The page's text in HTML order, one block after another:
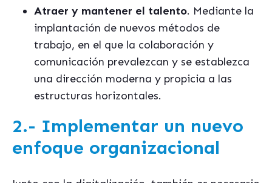
Atraer y mantener el talento. Mediante la
implantación de nuevos métodos de
trabajo, en el que la colaboración y
comunicación prevalezcan y se establezca
una dirección moderna y propicia a las
estructuras horizontales.
2.- Implementar un nuevo
enfoque organizacional